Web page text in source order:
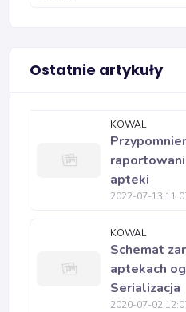
Ostatnie artykuły
KOWAL
apteki
2022-07-13
KOWAL
Schemat
aptekach
Serializacja
2020-07-02